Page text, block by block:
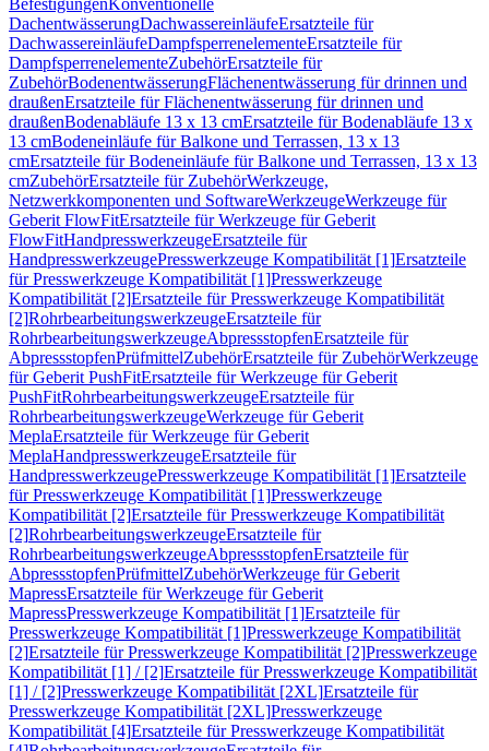
BefestigungenKonventionelle
DachentwässerungDachwassereinläufeErsatzteile für
DachwassereinläufeDampfsperrenelementeErsatzteile für
DampfsperrenelementeZubehörErsatzteile für
ZubehörBodenentwässerungFlächenentwässerung für drinnen und
draußenErsatzteile für Flächenentwässerung für drinnen und
draußenBodenabläufe 13 x 13 cmErsatzteile für Bodenabläufe 13 x
13 cmBodeneinläufe für Balkone und Terrassen, 13 x 13
cmErsatzteile für Bodeneinläufe für Balkone und Terrassen, 13 x 13
cmZubehörErsatzteile für ZubehörWerkzeuge,
Netzwerkkomponenten und SoftwareWerkzeugeWerkzeuge für
Geberit FlowFitErsatzteile für Werkzeuge für Geberit
FlowFitHandpresswerkzeugeErsatzteile für
HandpresswerkzeugePresswerkzeuge Kompatibilität [1]Ersatzteile
für Presswerkzeuge Kompatibilität [1]Presswerkzeuge
Kompatibilität [2]Ersatzteile für Presswerkzeuge Kompatibilität
[2]RohrbearbeitungswerkzeugeErsatzteile für
RohrbearbeitungswerkzeugeAbpressstopfenErsatzteile für
AbpressstopfenPrüfmittelZubehörErsatzteile für ZubehörWerkzeuge
für Geberit PushFitErsatzteile für Werkzeuge für Geberit
PushFitRohrbearbeitungswerkzeugeErsatzteile für
RohrbearbeitungswerkzeugeWerkzeuge für Geberit
MeplaErsatzteile für Werkzeuge für Geberit
MeplaHandpresswerkzeugeErsatzteile für
HandpresswerkzeugePresswerkzeuge Kompatibilität [1]Ersatzteile
für Presswerkzeuge Kompatibilität [1]Presswerkzeuge
Kompatibilität [2]Ersatzteile für Presswerkzeuge Kompatibilität
[2]RohrbearbeitungswerkzeugeErsatzteile für
RohrbearbeitungswerkzeugeAbpressstopfenErsatzteile für
AbpressstopfenPrüfmittelZubehörWerkzeuge für Geberit
MapressErsatzteile für Werkzeuge für Geberit
MapressPresswerkzeuge Kompatibilität [1]Ersatzteile für
Presswerkzeuge Kompatibilität [1]Presswerkzeuge Kompatibilität
[2]Ersatzteile für Presswerkzeuge Kompatibilität [2]Presswerkzeuge
Kompatibilität [1] / [2]Ersatzteile für Presswerkzeuge Kompatibilität
[1] / [2]Presswerkzeuge Kompatibilität [2XL]Ersatzteile für
Presswerkzeuge Kompatibilität [2XL]Presswerkzeuge
Kompatibilität [4]Ersatzteile für Presswerkzeuge Kompatibilität